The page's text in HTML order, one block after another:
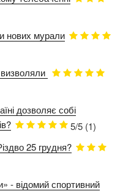
нових мурали
дозволяє собі
5/5 (1)
25 грудня?
- відомий спортивний